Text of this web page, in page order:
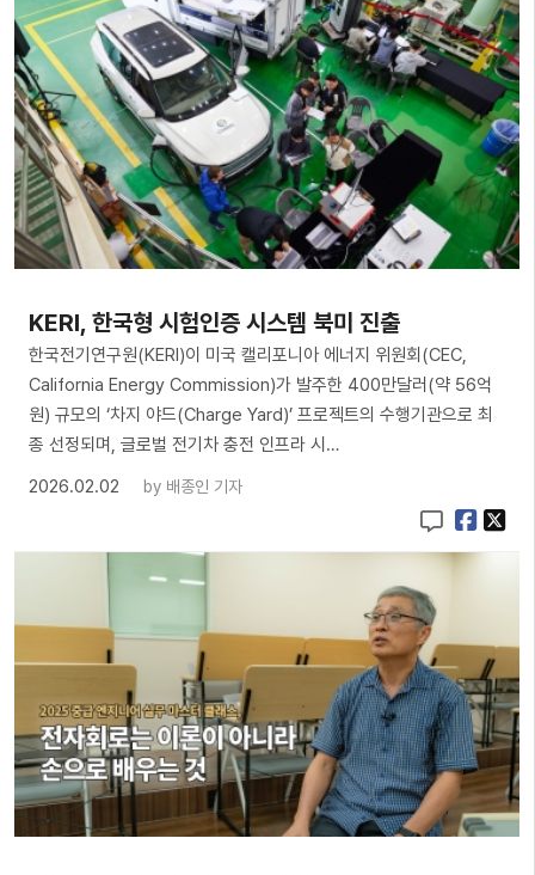
KERI, 한국형 시험인증 시스템 북미 진출
한국전기연구원(KERI)이 미국 캘리포니아 에너지 위원회(CEC,
California Energy Commission)가 발주한 400만달러(약 56억
원) 규모의 ‘차지 야드(Charge Yard)’ 프로젝트의 수행기관으로 최
종 선정되며, 글로벌 전기차 충전 인프라 시…
2026.02.02
by 배종인 기자